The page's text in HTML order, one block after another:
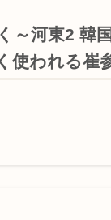
～河東2 韓
使われる崔